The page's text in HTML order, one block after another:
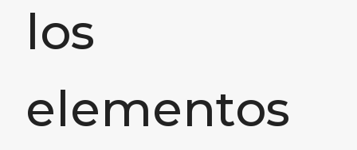
los
elementos